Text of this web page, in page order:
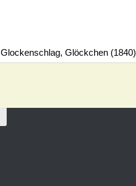
Glockenschlag, Glöckchen (1840)